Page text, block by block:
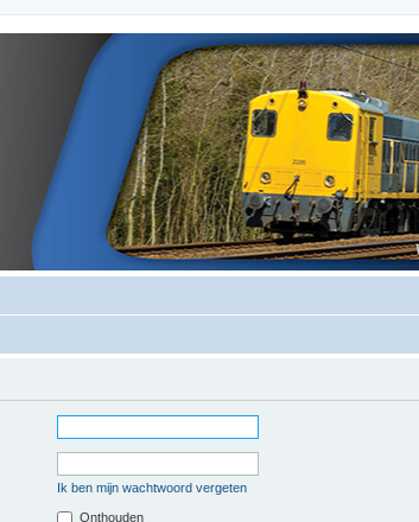
Ik ben mijn wachtwoord vergeten
Onthouden